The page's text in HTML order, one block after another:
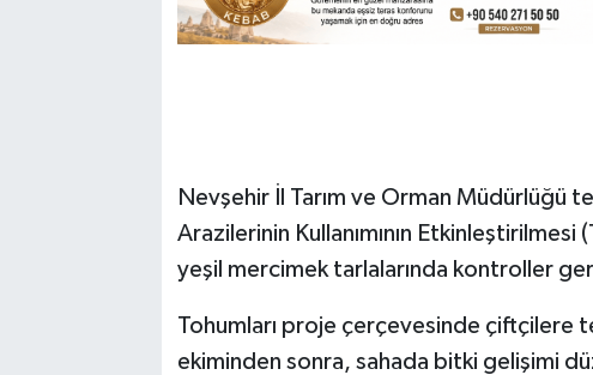
Nevşehir İl Tarım ve Orman Müdürlüğü
Arazilerinin Kullanımının Etkinleştirilmesi
yeşil mercimek tarlalarında kontroller
Tohumları proje çerçevesinde çiftçilere
ekiminden sonra, sahada bitki gelişimi